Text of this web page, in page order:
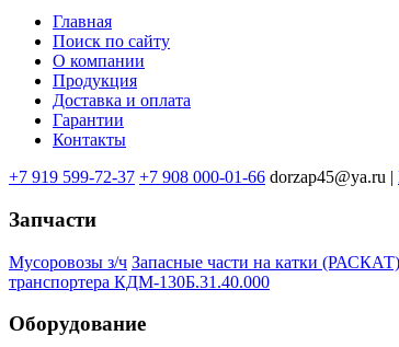
Меню
подвале
Главная
Поиск по сайту
О компании
Продукция
Доставка и оплата
Гарантии
Контакты
+7 919 599-72-37 +7 908 000-01-66 dorzap45@ya.ru |
Запчасти
Мусоровозы з/ч Запасные части на катки (РАСКАТ)
транспортера КДМ-130Б.31.40.000
Оборудование